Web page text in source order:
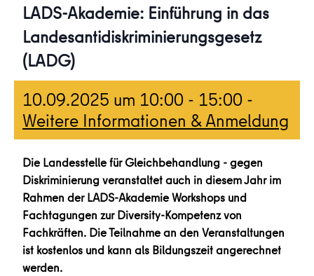
LADS-Akademie: Einführung in das
Landesantidiskriminierungsgesetz
(LADG)
10.09.2025 um 10:00 - 15:00 -
Weitere Informationen & Anmeldung
Die Landesstelle für Gleichbehandlung - gegen
Diskriminierung veranstaltet auch in diesem Jahr im
Rahmen der LADS-Akademie Workshops und
Fachtagungen zur Diversity-Kompetenz von
Fachkräften. Die Teilnahme an den Veranstaltungen
ist kostenlos und kann als Bildungszeit angerechnet
werden.